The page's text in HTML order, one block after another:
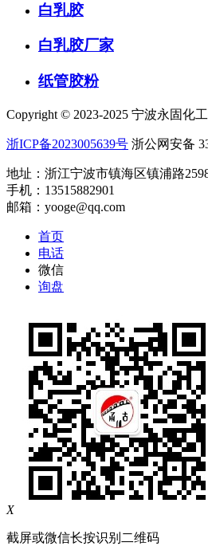
白乳胶
白乳胶厂家
纸管胶粉
Copyright © 2023-2025 宁波永固化
浙ICP备2023005639号 浙公网安备
地址：浙江宁波市镇海区镇浦路
手机：13515882901
邮箱：yooge@qq.com
首页
电话
微信
询盘
X
截屏或微信长按识别二维码